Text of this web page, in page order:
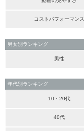
コストパフォーマンス
男女別ランキング
男性
年代別ランキング
10・20代
40代